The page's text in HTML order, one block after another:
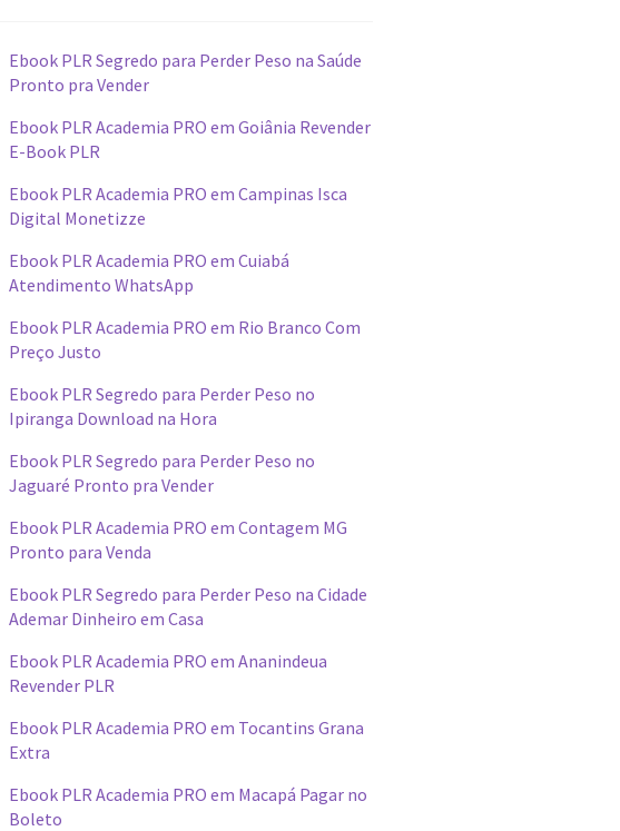
Ebook PLR Segredo para Perder Peso na Saúde
Pronto pra Vender
Ebook PLR Academia PRO em Goiânia Revender
E-Book PLR
Ebook PLR Academia PRO em Campinas Isca
Digital Monetizze
Ebook PLR Academia PRO em Cuiabá
Atendimento WhatsApp
Ebook PLR Academia PRO em Rio Branco Com
Preço Justo
Ebook PLR Segredo para Perder Peso no
Ipiranga Download na Hora
Ebook PLR Segredo para Perder Peso no
Jaguaré Pronto pra Vender
Ebook PLR Academia PRO em Contagem MG
Pronto para Venda
Ebook PLR Segredo para Perder Peso na Cidade
Ademar Dinheiro em Casa
Ebook PLR Academia PRO em Ananindeua
Revender PLR
Ebook PLR Academia PRO em Tocantins Grana
Extra
Ebook PLR Academia PRO em Macapá Pagar no
Boleto